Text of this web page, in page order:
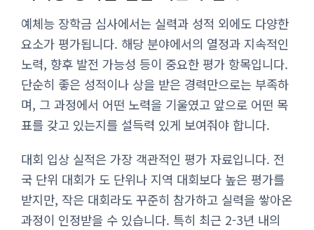
예체능 장학금 심사에서는 실력과 성적 외에도 다양한
요소가 평가됩니다. 해당 분야에서의 열정과 지속적인
노력, 향후 발전 가능성 등이 중요한 평가 항목입니다.
단순히 좋은 성적이나 상을 받은 경력만으로는 부족하
며, 그 과정에서 어떤 노력을 기울였고 앞으로 어떤 목
표를 갖고 있는지를 설득력 있게 보여줘야 합니다.
대회 입상 실적은 가장 객관적인 평가 자료입니다. 전
국 단위 대회가 도 단위나 지역 대회보다 높은 평가를
받지만, 작은 대회라도 꾸준히 참가하고 실력을 쌓아온
과정이 인정받을 수 있습니다. 특히 최근 2-3년 내의